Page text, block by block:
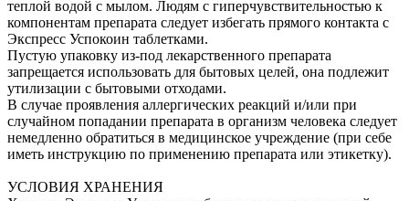
теплой водой с мылом. Людям с гиперчувствительностью к
компонентам препарата следует избегать прямого контакта с
Экспресс Успокоин таблетками.
Пустую упаковку из-под лекарственного препарата
запрещается использовать для бытовых целей, она подлежит
утилизации с бытовыми отходами.
В случае проявления аллергических реакций и/или при
случайном попадании препарата в организм человека следует
немедленно обратиться в медицинское учреждение (при себе
иметь инструкцию по применению препарата или этикетку).
УСЛОВИЯ ХРАНЕНИЯ